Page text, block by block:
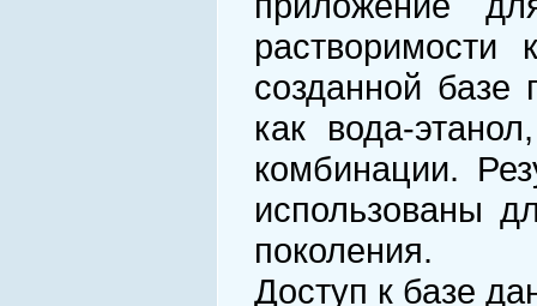
созданной базе
как вода-
комбинации.
использованы
поколения.
Доступ к базе